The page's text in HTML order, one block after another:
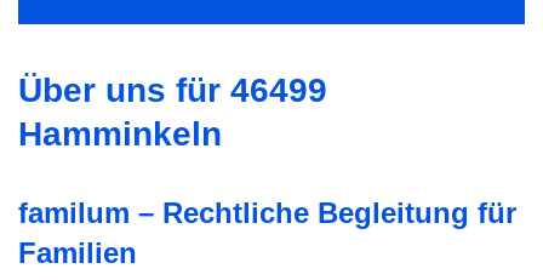
Über uns für 46499
Hamminkeln
familum – Rechtliche Begleitung für
Familien